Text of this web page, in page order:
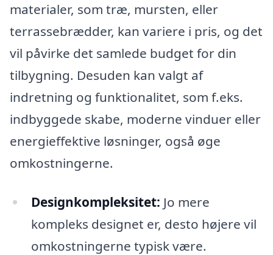
materialer, som træ, mursten, eller
terrassebrædder, kan variere i pris, og det
vil påvirke det samlede budget for din
tilbygning. Desuden kan valgt af
indretning og funktionalitet, som f.eks.
indbyggede skabe, moderne vinduer eller
energieffektive løsninger, også øge
omkostningerne.
Designkompleksitet: Jo mere
kompleks designet er, desto højere vil
omkostningerne typisk være.